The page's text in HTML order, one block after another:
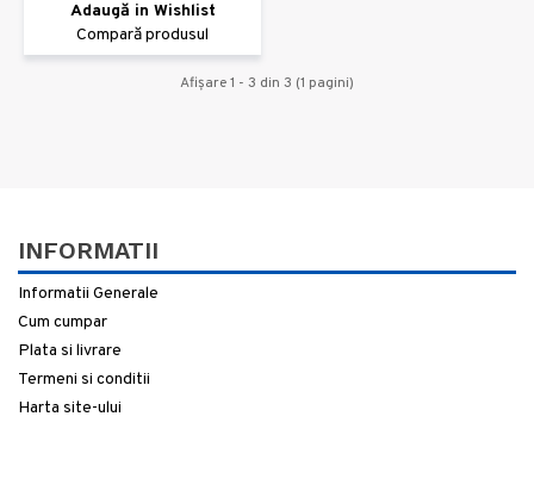
Adaugă in Wishlist
Compară produsul
Afişare 1 - 3 din 3 (1 pagini)
INFORMATII
Informatii Generale
Cum cumpar
Plata si livrare
Termeni si conditii
Harta site-ului